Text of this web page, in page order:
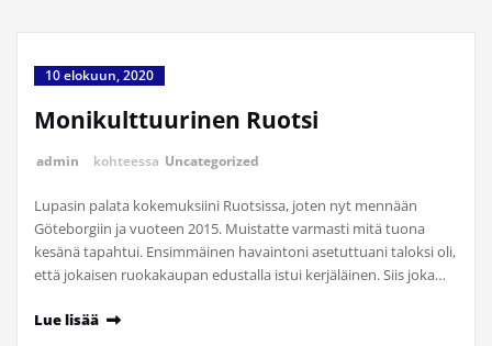
10 elokuun, 2020
Monikulttuurinen Ruotsi
admin kohteessa Uncategorized
Lupasin palata kokemuksiini Ruotsissa, joten nyt mennään
Göteborgiin ja vuoteen 2015. Muistatte varmasti mitä tuona
kesänä tapahtui. Ensimmäinen havaintoni asetuttuani taloksi oli,
että jokaisen ruokakaupan edustalla istui kerjäläinen. Siis joka…
Lue lisää